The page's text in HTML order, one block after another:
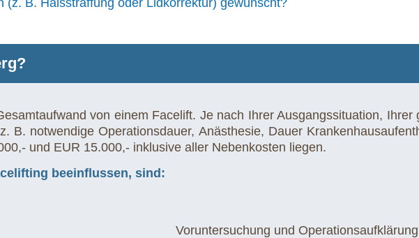
B. Halsstraffung oder Lidkorrektur) gewünscht?
von einem Facelift. Je nach Ihrer Ausgangssituation, Ihrer
B. notwendige Operationsdauer, Anästhesie, Dauer
und EUR 15.000,- inklusive aller Nebenkosten liegen.
beeinflussen, sind:
Voruntersuchung und Operationsaufklärung